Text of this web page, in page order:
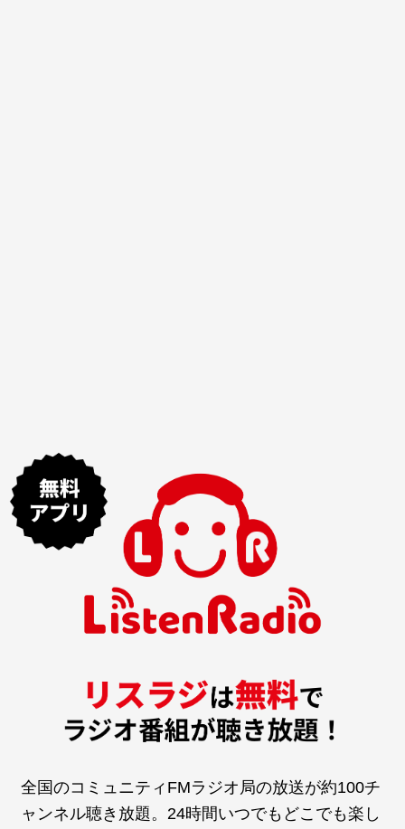
全国のコミュニティFMラジオ局の放送が約100チ
ャンネル聴き放題。24時間いつでもどこでも楽し